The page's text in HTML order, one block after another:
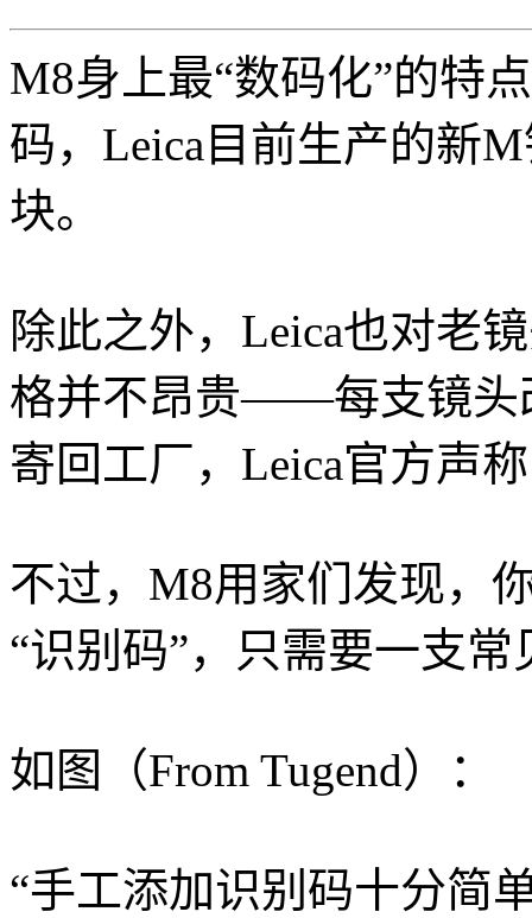
M8身上最“数码化”的特
码，Leica目前生产的新
块。
除此之外，Leica也对老
格并不昂贵——每支镜头
寄回工厂，Leica官方声
不过，M8用家们发现，
“识别码”，只需要一支
如图（From Tugend）：
“手工添加识别码十分简